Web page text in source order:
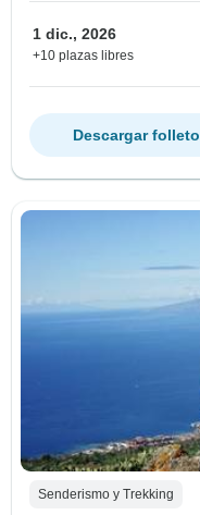
1 dic., 2026
+10 plazas libres
Descargar folleto
Senderismo y Trekking